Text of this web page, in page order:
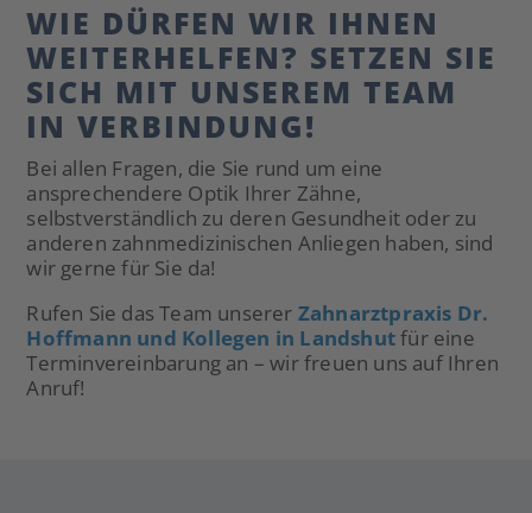
WIE DÜRFEN WIR IHNEN
WEITERHELFEN? SETZEN SIE
SICH MIT UNSEREM TEAM
IN VERBINDUNG!
Bei allen Fragen, die Sie rund um eine
ansprechendere Optik Ihrer Zähne,
selbstverständlich zu deren Gesundheit oder zu
anderen zahnmedizinischen Anliegen haben, sind
wir gerne für Sie da!
Rufen Sie das Team unserer Zahnarztpraxis Dr.
Hoffmann und Kollegen in Landshutfür eine
Terminvereinbarung an – wir freuen uns auf Ihren
Anruf!